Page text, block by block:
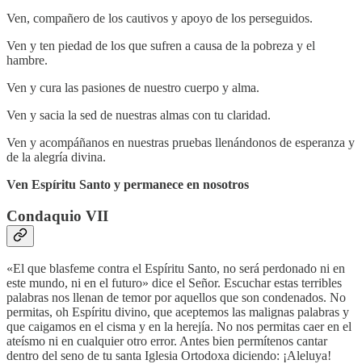
Ven, compañero de los cautivos y apoyo de los perseguidos.
Ven y ten piedad de los que sufren a causa de la pobreza y el
hambre.
Ven y cura las pasiones de nuestro cuerpo y alma.
Ven y sacia la sed de nuestras almas con tu claridad.
Ven y acompáñanos en nuestras pruebas llenándonos de esperanza y
de la alegría divina.
Ven Espíritu Santo y permanece en nosotros
Condaquio VII
«El que blasfeme contra el Espíritu Santo, no será perdonado ni en
este mundo, ni en el futuro» dice el Señor. Escuchar estas terribles
palabras nos llenan de temor por aquellos que son condenados. No
permitas, oh Espíritu divino, que aceptemos las malignas palabras y
que caigamos en el cisma y en la herejía. No nos permitas caer en el
ateísmo ni en cualquier otro error. Antes bien permítenos cantar
dentro del seno de tu santa Iglesia Ortodoxa diciendo: ¡Aleluya!